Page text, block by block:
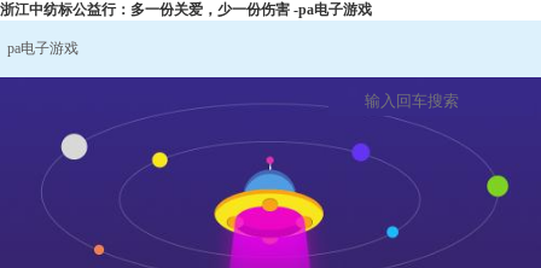
浙江中纺标公益行：多一份关爱，少一份伤害 -pa电子游戏
pa电子游戏